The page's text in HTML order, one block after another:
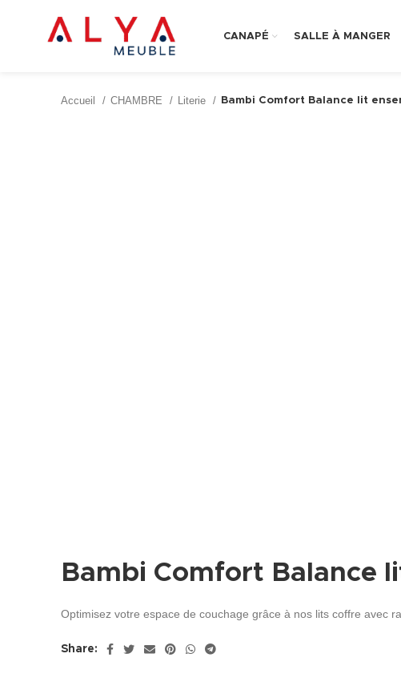
CANAPÉ SALLE À MANGER
Accueil CHAMBRE Literie Bambi Comfort Balance lit
Bambi Comfort Balance
Optimisez votre espace de couchage grâce à nos lits coffre avec
Share: